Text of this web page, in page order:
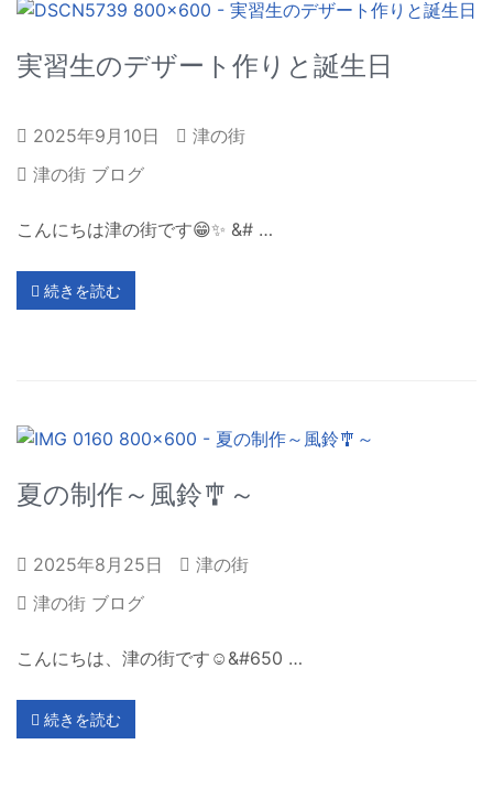
実習生のデザート作りと誕生日
2025年9月10日
津の街
津の街 ブログ
こんにちは津の街です😁✨ &# …
続きを読む
夏の制作～風鈴🎐～
2025年8月25日
津の街
津の街 ブログ
こんにちは、津の街です☺&#650 …
続きを読む